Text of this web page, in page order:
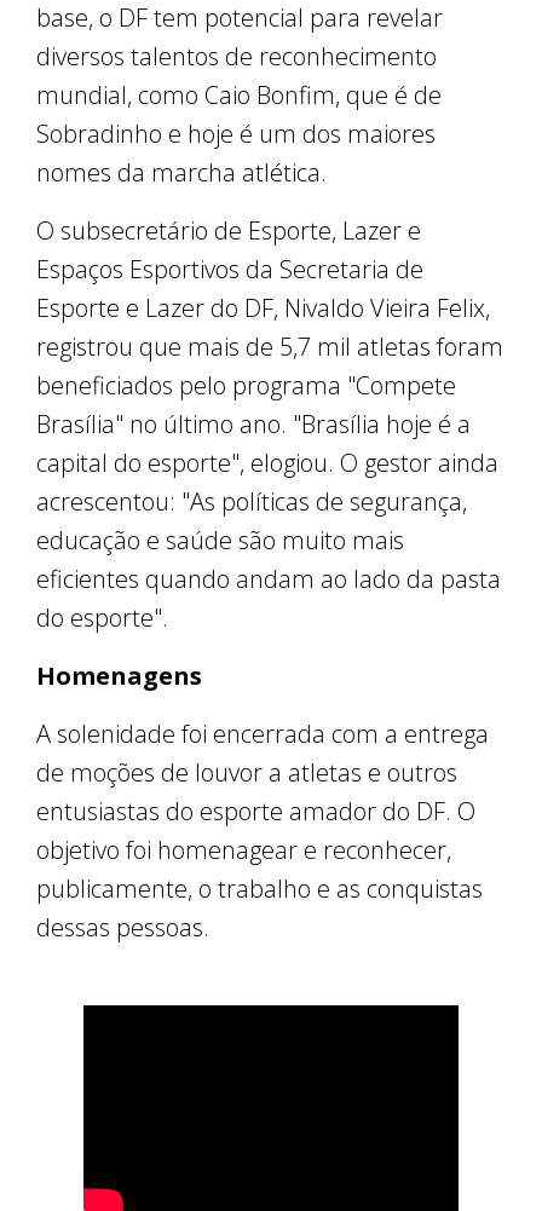
base, o DF tem potencial para revelar
diversos talentos de reconhecimento
mundial, como Caio Bonfim, que é de
Sobradinho e hoje é um dos maiores
nomes da marcha atlética.
O subsecretário de Esporte, Lazer e
Espaços Esportivos da Secretaria de
Esporte e Lazer do DF, Nivaldo Vieira Felix,
registrou que mais de 5,7 mil atletas foram
beneficiados pelo programa "Compete
Brasília" no último ano. "Brasília hoje é a
capital do esporte", elogiou. O gestor ainda
acrescentou: "As políticas de segurança,
educação e saúde são muito mais
eficientes quando andam ao lado da pasta
do esporte".
Homenagens
A solenidade foi encerrada com a entrega
de moções de louvor a atletas e outros
entusiastas do esporte amador do DF. O
objetivo foi homenagear e reconhecer,
publicamente, o trabalho e as conquistas
dessas pessoas.